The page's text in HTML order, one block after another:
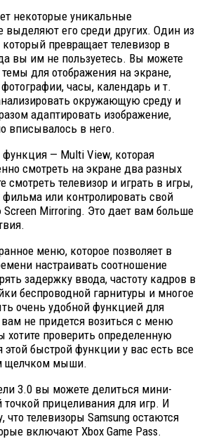
некоторые уникальные
выделяют его среди других. Один из
превращает телевизор в
вы им не пользуетесь. Вы можете
для отображения на экране,
часы, календарь и т.
окружающую среду и
адаптировать изображение,
вписывалось в него.
— Multi View, которая
смотреть на экране два разных
смотреть телевизор и играть в игры,
или контролировать свой
Mirroring. Это дает вам больше
меню, которое позволяет в
настраивать соотношение
задержку ввода, частоту кадров в
беспроводной гарнитуры и многое
очень удобной функцией для
не придется возиться с меню
проверить определенную
этой быстрой функции у вас есть все
щелчком мыши.
3.0 вы можете делиться мини-
точкой прицеливания для игр. И
что телевизоры Samsung остаются
включают Xbox Game Pass.